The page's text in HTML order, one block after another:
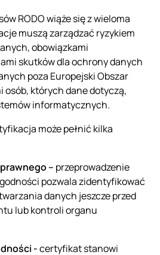
RODO wiąże się z wieloma
muszą zarządzać ryzykiem
obowiązkami
skutków dla ochrony danych
poza Europejski Obszar
osób, których dane dotyczą,
informatycznych.
może pełnić kilka
– przeprowadzenie
pozwala zidentyfikować
danych jeszcze przed
lub kontroli organu
-certyfikat stanowi